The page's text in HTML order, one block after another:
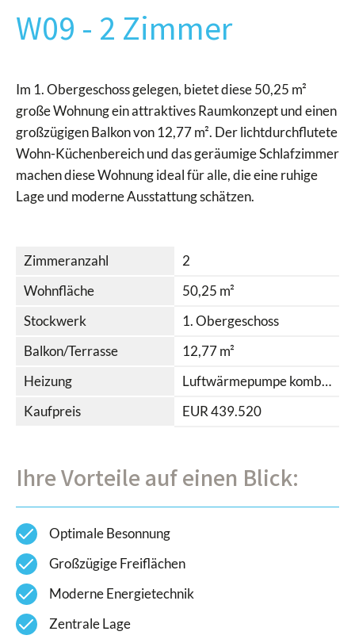
W09 - 2 Zimmer
Im 1. Obergeschoss gelegen, bietet diese 50,25 m²
große Wohnung ein attraktives Raumkonzept und einen
großzügigen Balkon von 12,77 m². Der lichtdurchflutete
Wohn-Küchenbereich und das geräumige Schlafzimmer
machen diese Wohnung ideal für alle, die eine ruhige
Lage und moderne Ausstattung schätzen.
Zimmeranzahl
2
Wohnfläche
50,25 m²
Stockwerk
1. Obergeschoss
Balkon/Terrasse
12,77 m²
Heizung
Luftwärmepumpe kombiniert mit Photovoltaikanlage und Fußbodenheizung
Kaufpreis
EUR 439.520
Ihre Vorteile auf einen Blick:
check Optimale Besonnung
check Großzügige Freiflächen
check Moderne Energietechnik
check Zentrale Lage